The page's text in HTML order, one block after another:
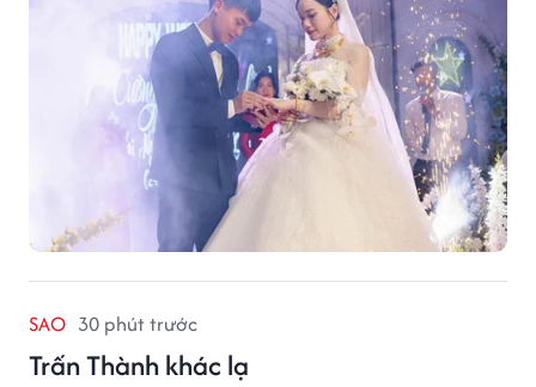
SAO 30 phút trước
Trấn Thành khác lạ